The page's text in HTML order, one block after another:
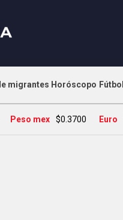
migrantes Horóscopo Fútbol
Peso mex $0.3700 Euro